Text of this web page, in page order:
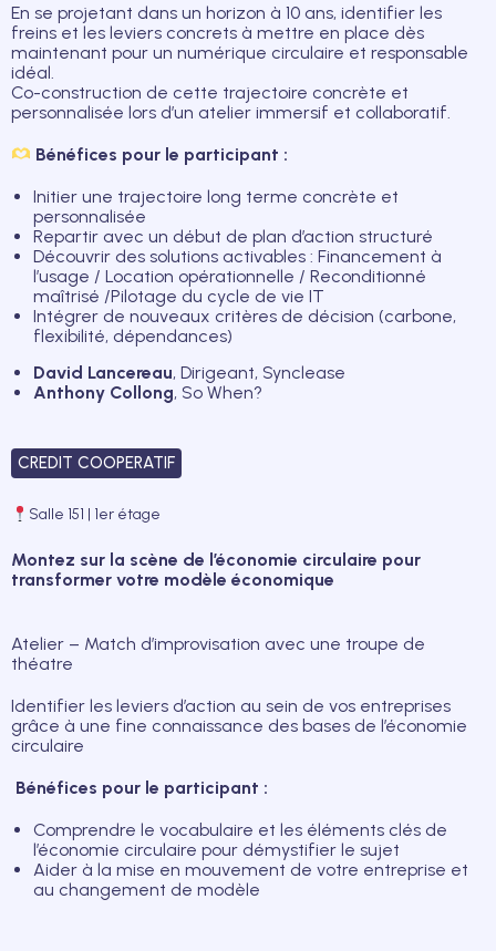
En se projetant dans un horizon à 10 ans, identifier les
freins et les leviers concrets à mettre en place dès
maintenant pour un numérique circulaire et responsable
idéal.
Co-construction de cette trajectoire concrète et
personnalisée lors d’un atelier immersif et collaboratif.
Bénéfices pour le participant :
Initier une trajectoire long terme concrète et
personnalisée
Repartir avec un début de plan d’action structuré
Découvrir des solutions activables : Financement à
l’usage / Location opérationnelle / Reconditionné
maîtrisé /Pilotage du cycle de vie IT
Intégrer de nouveaux critères de décision (carbone,
flexibilité, dépendances)
David Lancereau, Dirigeant, Synclease
Anthony Collong, So When?
CREDIT COOPERATIF
Salle 151 | 1er étage
Montez sur la scène de l’économie circulaire pour
transformer votre modèle économique
Atelier – Match d’improvisation avec une troupe de
théatre
Identifier les leviers d’action au sein de vos entreprises
grâce à une fine connaissance des bases de l’économie
circulaire
Bénéfices pour le participant :
Comprendre le vocabulaire et les éléments clés de
l’économie circulaire pour démystifier le sujet
Aider à la mise en mouvement de votre entreprise et
au changement de modèle